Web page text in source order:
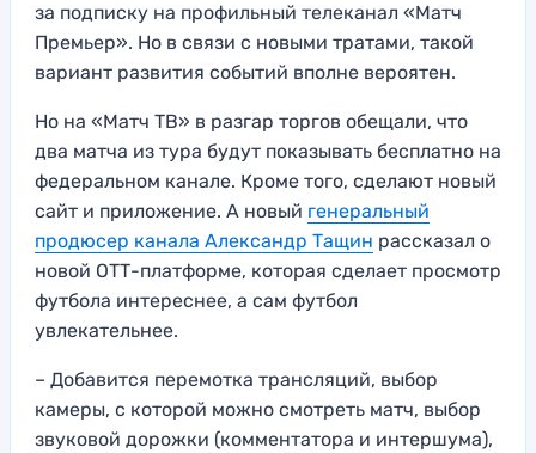
за подписку на профильный телеканал «Матч
Премьер». Но в связи с новыми тратами, такой
вариант развития событий вполне вероятен.
Но на «Матч ТВ» в разгар торгов обещали, что
два матча из тура будут показывать бесплатно на
федеральном канале. Кроме того, сделают новый
сайт и приложение. А новый генеральный
продюсер канала Александр Тащин рассказал о
новой ОТТ-платформе, которая сделает просмотр
футбола интереснее, а сам футбол
увлекательнее.
– Добавится перемотка трансляций, выбор
камеры, с которой можно смотреть матч, выбор
звуковой дорожки (комментатора и интершума),